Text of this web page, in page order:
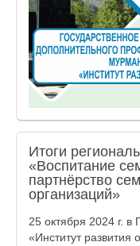
Итоги
«Воспитание
партнёрство
организаций»
25 октября 2024 г.
«Институт развития